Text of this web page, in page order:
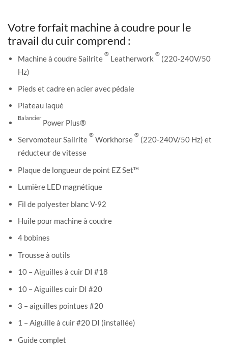
Votre forfait machine à coudre pour le
travail du cuir comprend :
Machine à coudre Sailrite
®
Leatherwork
®
(220-240V/50
Hz)
Pieds et cadre en acier avec pédale
Plateau laqué
Balancier
Power Plus®
Servomoteur Sailrite
®
Workhorse
®
(220-240V/50 Hz) et
réducteur de vitesse
Plaque de longueur de point EZ Set™
Lumière LED magnétique
Fil de polyester blanc V-92
Huile pour machine à coudre
4 bobines
Trousse à outils
10 – Aiguilles à cuir DI #18
10 – Aiguilles cuir DI #20
3 – aiguilles pointues #20
1 – Aiguille à cuir #20 DI (installée)
Guide complet